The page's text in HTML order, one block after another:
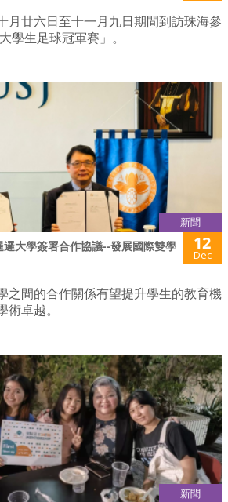
月廿六日至十一月九日期間到訪珠海參
學生足球冠軍賽」。
新聞
大學簽署合作協議--發展國際雙學
12
Dec
之間的合作關係有望提升學生的教育機
卓越。
新聞